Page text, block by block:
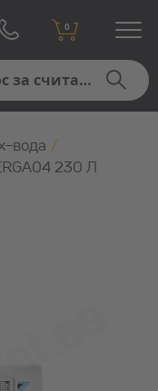
0
вода /
230 Л